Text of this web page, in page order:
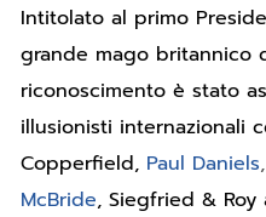
Intitolato al primo
grande mago britannico
riconoscimento è stato
illusionisti internazionali
Copperfield, Paul Daniels,
McBride, Siegfried & Roy